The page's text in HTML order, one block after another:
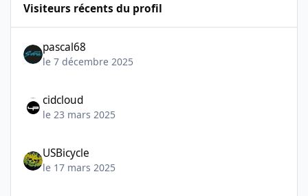
Visiteurs récents du profil
pascal68
le 7 décembre 2025
cidcloud
le 23 mars 2025
USBicycle
le 17 mars 2025